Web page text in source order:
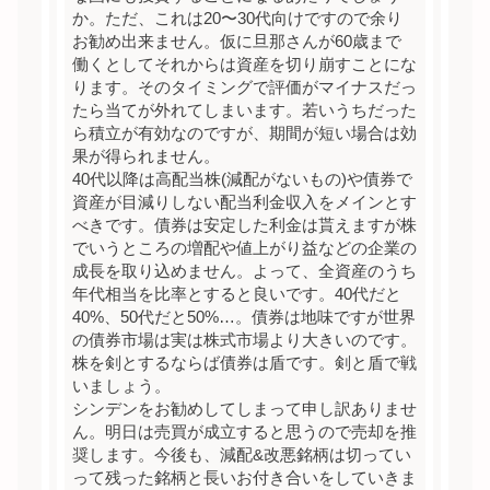
か。ただ、これは20〜30代向けですので余り
お勧め出来ません。仮に旦那さんが60歳まで
働くとしてそれからは資産を切り崩すことにな
ります。そのタイミングで評価がマイナスだっ
たら当てが外れてしまいます。若いうちだった
ら積立が有効なのですが、期間が短い場合は効
果が得られません。
40代以降は高配当株(減配がないもの)や債券で
資産が目減りしない配当利金収入をメインとす
べきです。債券は安定した利金は貰えますが株
でいうところの増配や値上がり益などの企業の
成長を取り込めません。よって、全資産のうち
年代相当を比率とすると良いです。40代だと
40%、50代だと50%…。債券は地味ですが世界
の債券市場は実は株式市場より大きいのです。
株を剣とするならば債券は盾です。剣と盾で戦
いましょう。
シンデンをお勧めしてしまって申し訳ありませ
ん。明日は売買が成立すると思うので売却を推
奨します。今後も、減配&改悪銘柄は切ってい
って残った銘柄と長いお付き合いをしていきま